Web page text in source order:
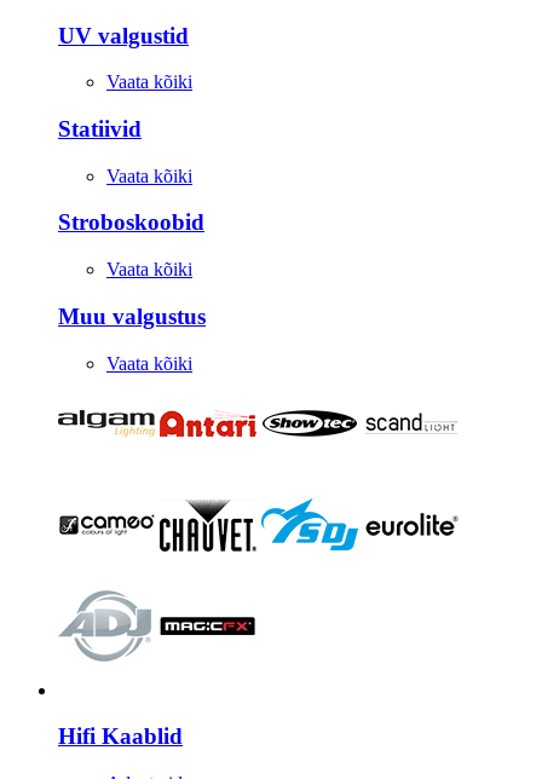
UV valgustid
Vaata kõiki
Statiivid
Vaata kõiki
Stroboskoobid
Vaata kõiki
Muu valgustus
Vaata kõiki
Hifi Kaablid